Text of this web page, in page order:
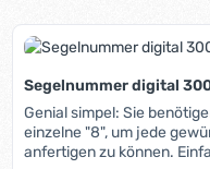
Segelnummer digital
Genial simpel: Sie
einzelne "8", um jede
anfertigen zu können.